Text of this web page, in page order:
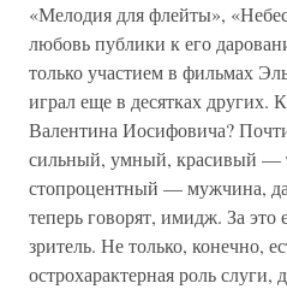
«Мелодия для флейты»,
любовь публики к его
только участием в фильмах
играл еще в десятках других.
Валентина Иосифовича?
сильный, умный, красивый —
стопроцентный — мужчина,
теперь говорят, имидж. За
зритель. Не только, конечно,
острохарактерная роль слуги,